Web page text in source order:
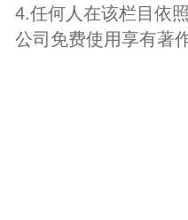
4.任何人在该栏目依
公司免费使用享有著